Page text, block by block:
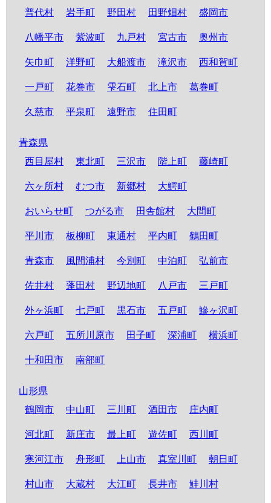
普代村 岩手町 野田村 田野畑村 盛岡市
八幡平市 紫波町 九戸村 宮古市 奥州市
矢巾町 洋野町 大船渡市 滝沢市 西和賀町
一戸町 花巻市 雫石町 北上市 葛巻町
久慈市 平泉町 遠野市 住田町
青森県
西目屋村
東北町 三沢市 階上町 藤崎町
六ヶ所村 むつ市 新郷村 大鰐町
おいらせ町 つがる市 田舎館村 大間町
平川市 板柳町 東通村 平内町 鶴田町
青森市 風間浦村 今別町 中泊町 弘前市
佐井村 蓬田村 野辺地町 八戸市 三戸町
外ヶ浜町 七戸町 黒石市 五戸町 鰺ヶ沢町
六戸町 五所川原市 田子町 深浦町 横浜町
十和田市 南部町
山形県
鶴岡市
中山町 三川町 酒田市 庄内町
河北町 新庄市 最上町 遊佐町 西川町
寒河江市 舟形町 上山市 真室川町 朝日町
村山市 大蔵村 大江町 長井市 鮭川村